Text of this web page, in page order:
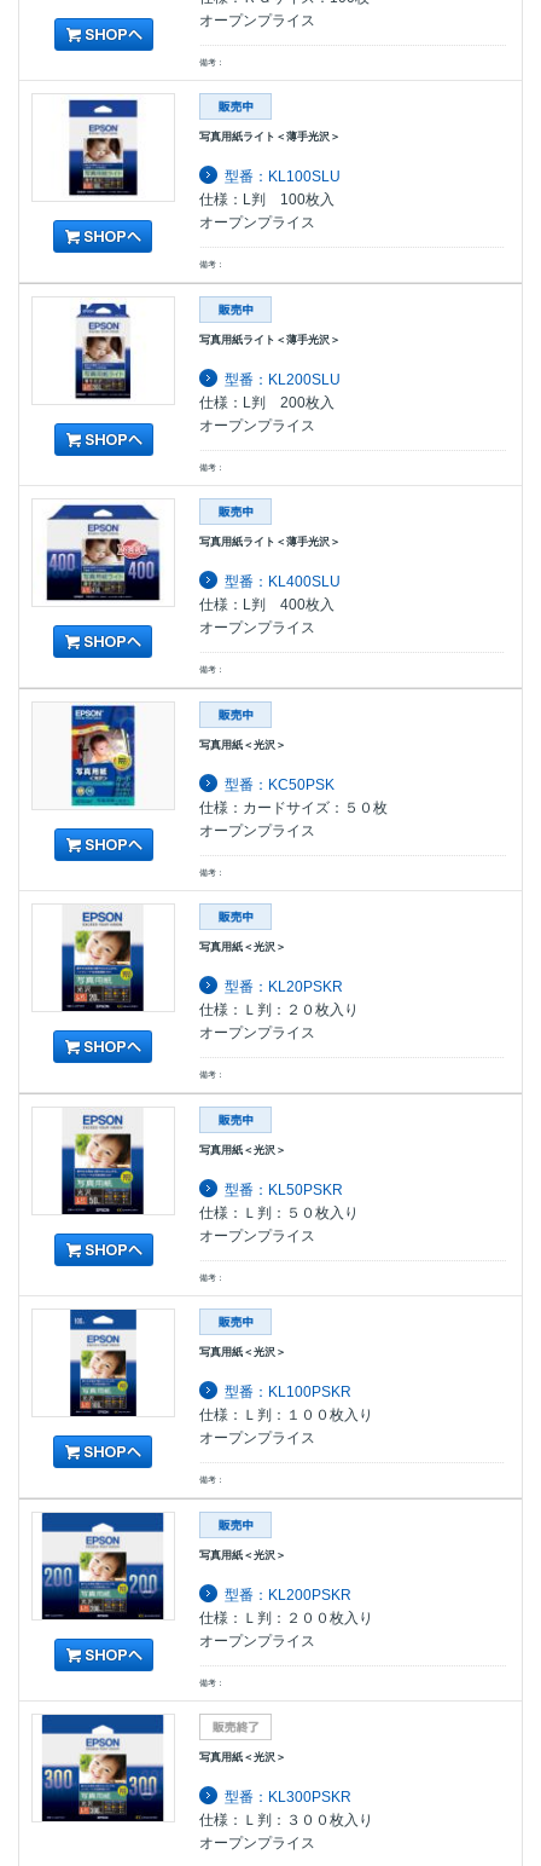
オープンプライス
備考：
写真用紙ライト＜薄手光沢＞
型番：KL100SLU
仕様：L判 100枚入
オープンプライス
備考：
写真用紙ライト＜薄手光沢＞
型番：KL200SLU
仕様：L判 200枚入
オープンプライス
備考：
写真用紙ライト＜薄手光沢＞
型番：KL400SLU
仕様：L判 400枚入
オープンプライス
備考：
写真用紙＜光沢＞
型番：KC50PSK
仕様：カードサイズ：５０枚
オープンプライス
備考：
写真用紙＜光沢＞
型番：KL20PSKR
仕様：Ｌ判：２０枚入り
オープンプライス
備考：
写真用紙＜光沢＞
型番：KL50PSKR
仕様：Ｌ判：５０枚入り
オープンプライス
備考：
写真用紙＜光沢＞
型番：KL100PSKR
仕様：Ｌ判：１００枚入り
オープンプライス
備考：
写真用紙＜光沢＞
型番：KL200PSKR
仕様：Ｌ判：２００枚入り
オープンプライス
備考：
写真用紙＜光沢＞
型番：KL300PSKR
仕様：Ｌ判：３００枚入り
オープンプライス